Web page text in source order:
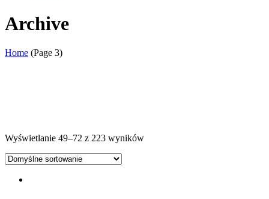
Archive
Home (Page 3)
Wyświetlanie 49–72 z 223 wyników